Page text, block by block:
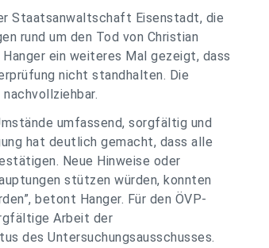
Staatsanwaltschaft Eisenstadt, die
rund um den Tod von Christian
ein weiteres Mal gezeigt, dass
nicht standhalten. Die
umfassend, sorgfältig und
hat deutlich gemacht, dass alle
Neue Hinweise oder
stützen würden, konnten
betont Hanger. Für den ÖVP-
Arbeit der
des Untersuchungsausschusses.